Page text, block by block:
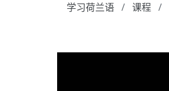
学习荷兰语
课程